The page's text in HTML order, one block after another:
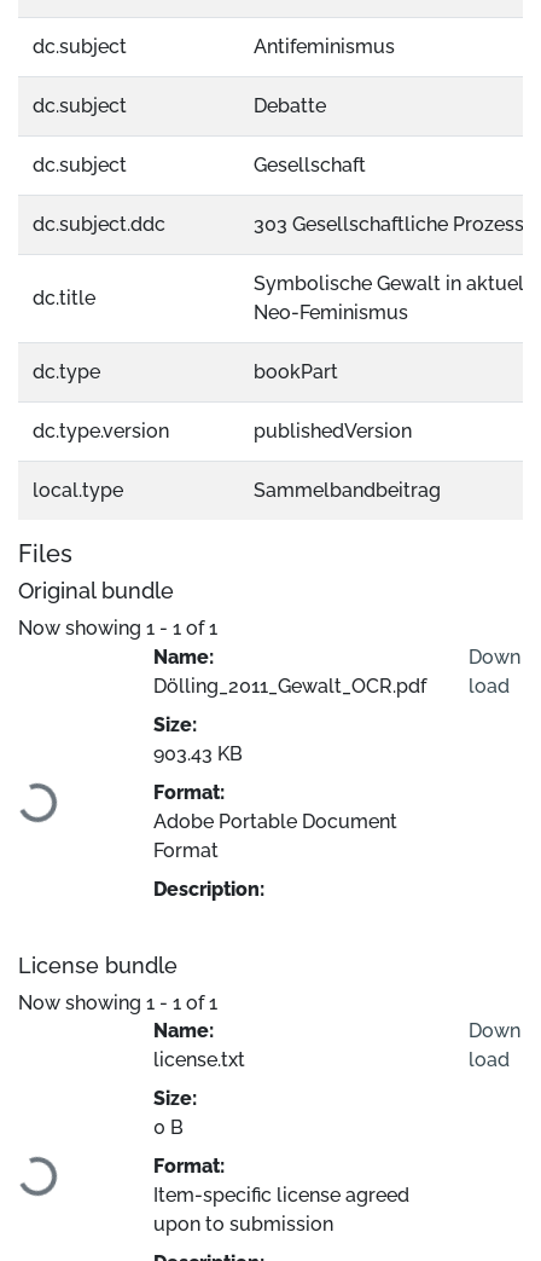
dc.subject Antifeminismus
dc.subject Debatte
dc.subject Gesellschaft
dc.subject.ddc 303 Gesellschaftliche Prozesse
dc.title
Symbolische Gewalt in
Neo-Feminismus
dc.type bookPart
dc.type.version publishedVersion
local.type Sammelbandbeitrag
Files
Original bundle
Now showing 1 - 1 of 1
Loading...
Name:
Dölling_2011_Gewalt_OCR.pdf
Size:
903.43 KB
Format:
Adobe Portable Document
Format
Description:
Down
load
License bundle
Now showing 1 - 1 of 1
Loading...
Name:
license.txt
Size:
0 B
Format:
Item-specific license agreed
upon to submission
Down
load